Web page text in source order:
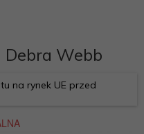
Debra Webb
na rynek UE przed